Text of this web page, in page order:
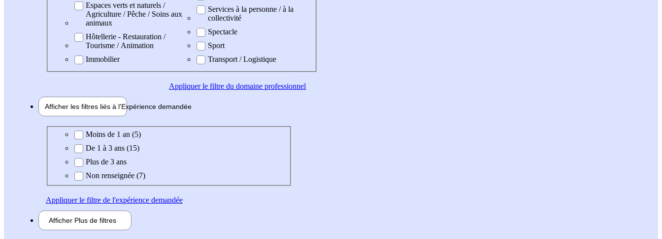
Espaces verts et naturels /
Agriculture / Pêche / Soins aux
animaux
Hôtellerie - Restauration /
Tourisme / Animation
Immobilier
Services à la personne / à la
collectivité
Spectacle
Sport
Transport / Logistique
Appliquerle filtre du domaine professionnel
Afficher les filtres liés à l'Expérience demandée
Expérience demandée
Moins de 1 an (5)
De 1 à 3 ans (15)
Plus de 3 ans
Non renseignée (7)
Appliquerle filtre de l'expérience demandée
Afficher Plus de filtres